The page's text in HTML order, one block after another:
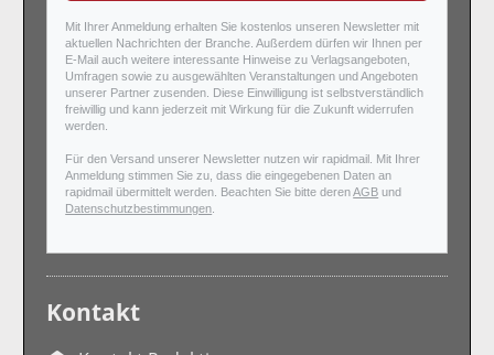
Mit Ihrer Anmeldung erhalten Sie kostenlos unseren Newsletter mit
aktuellen Nachrichten der Branche. Außerdem dürfen wir Ihnen per
E-Mail auch weitere interessante Hinweise zu Verlagsangeboten,
Umfragen sowie zu ausgewählten Veranstaltungen und Angeboten
unserer Partner zusenden. Diese Einwilligung ist selbstverständlich
freiwillig und kann jederzeit mit Wirkung für die Zukunft widerrufen
werden.
Für den Versand unserer Newsletter nutzen wir rapidmail. Mit Ihrer
Anmeldung stimmen Sie zu, dass die eingegebenen Daten an
rapidmail übermittelt werden. Beachten Sie bitte derenAGB und
Datenschutzbestimmungen
Kontakt